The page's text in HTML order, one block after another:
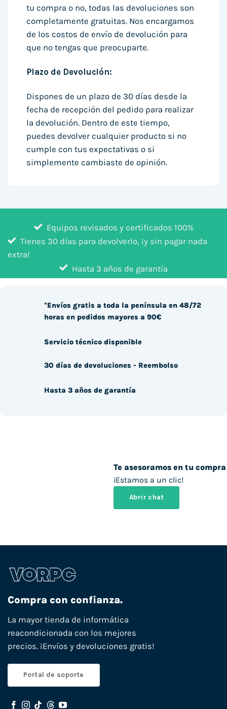
tu compra o no, todas las devoluciones son
completamente gratuitas. Nos encargamos
de los costos de envío de devolución para
que no tengas que preocuparte.
Plazo de Devolución:
Dispones de un plazo de 30 días desde la
fecha de recepción del pedido para realizar
la devolución. Dentro de este tiempo,
puedes devolver cualquier producto si no
cumple con tus expectativas o si
simplemente cambiaste de opinión.
Equipos revisados y certificados 100%
Tienes 30 días para devolverlo, ¡y sin pagar nada
extra!
Hasta 3 años de garantía
Te asesoramos en tu compra
¡Estamos a un clic!
Abrir chat
*Envíos gratis a toda la península en 48/72
horas en pedidos mayores a 90€
Servicio técnico disponible
30 días de devoluciones - Reembolso
Hasta 3 años de garantía
Compra con confianza.
La mayor tienda de informática
reacondicionada con los mejores
precios. ¡Envíos y devoluciones gratis!
Portal de soporte